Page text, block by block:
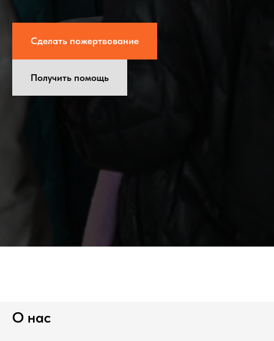
Сделать пожертвование
Получить помощь
О нас